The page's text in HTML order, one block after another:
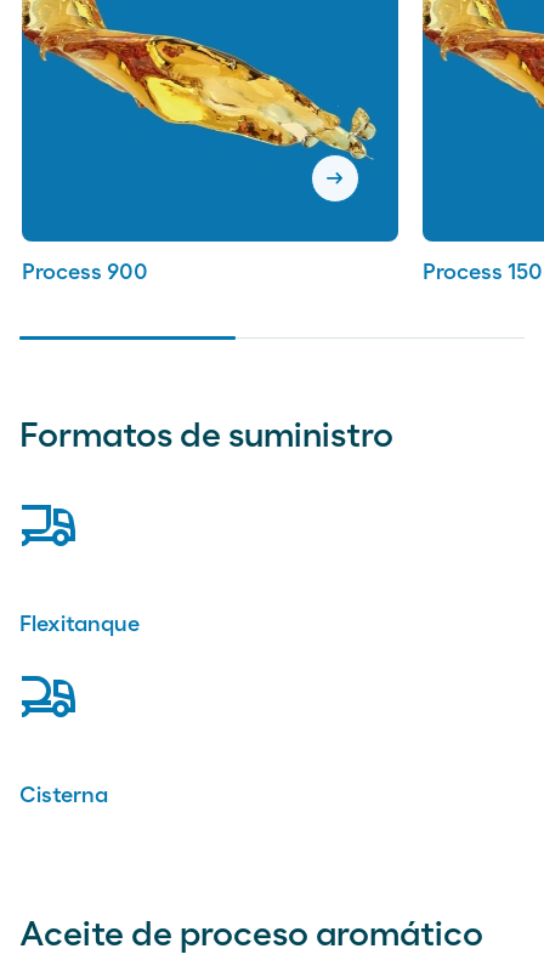
arrow_right_alt
Process 900 Process 150
Formatos de suministro
Flexitanque
Cisterna
Aceite de proceso aromático